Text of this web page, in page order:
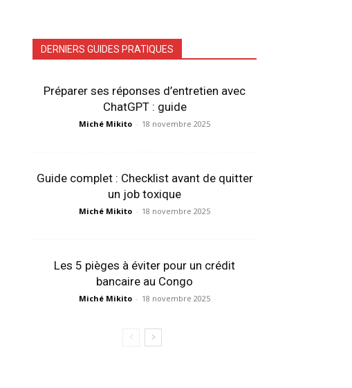
DERNIERS GUIDES PRATIQUES
Préparer ses réponses d’entretien avec
ChatGPT : guide
Miché Mikito - 18 novembre 2025
Guide complet : Checklist avant de quitter
un job toxique
Miché Mikito - 18 novembre 2025
Les 5 pièges à éviter pour un crédit
bancaire au Congo
Miché Mikito - 18 novembre 2025